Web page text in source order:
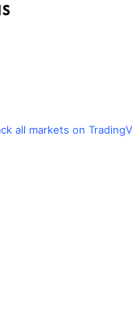
all markets on